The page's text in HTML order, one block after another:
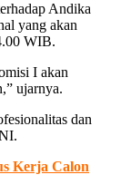
Andika
yang akan
WIB.
I akan
ujarnya.
dan
Kerja Calon